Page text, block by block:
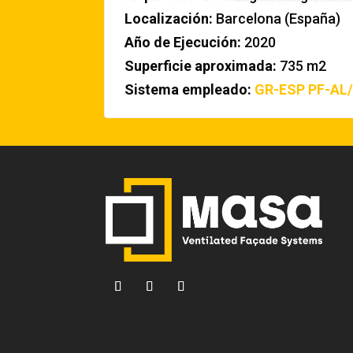
Localización: Barcelona (España)
Año de Ejecución: 2020
Superficie aproximada: 735 m2
Sistema empleado: GR-ESP PF-